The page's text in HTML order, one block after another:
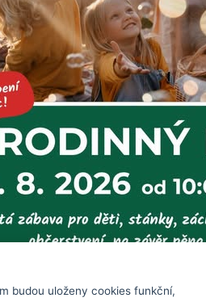
dovolenou na horách: Léto na
budou uloženy cookies funkční,